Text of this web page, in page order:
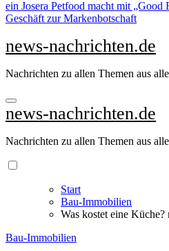
ein Josera Petfood macht mit „Good
Geschäft zur Markenbotschaft
news-nachrichten.de
Nachrichten zu allen Themen aus
news-nachrichten.de
Nachrichten zu allen Themen aus
Start
Bau-Immobilien
Was kostet eine
Bau-Immobilien